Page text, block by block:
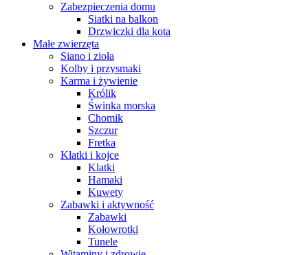
Zabezpieczenia domu
Siatki na balkon
Drzwiczki dla kota
Małe zwierzęta
Siano i zioła
Kolby i przysmaki
Karma i żywienie
Królik
Świnka morska
Chomik
Szczur
Fretka
Klatki i kojce
Klatki
Hamaki
Kuwety
Zabawki i aktywność
Zabawki
Kołowrotki
Tunele